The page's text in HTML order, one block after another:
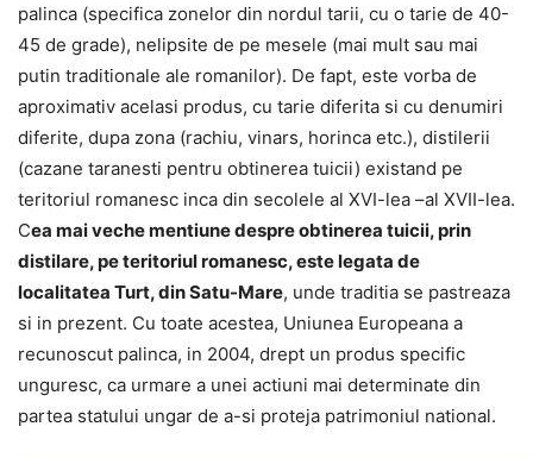
palinca (specifica zonelor din nordul tarii, cu o tarie de 40-
45 de grade), nelipsite de pe mesele (mai mult sau mai
putin traditionale ale romanilor). De fapt, este vorba de
aproximativ acelasi produs, cu tarie diferita si cu denumiri
diferite, dupa zona (rachiu, vinars, horinca etc.), distilerii
(cazane taranesti pentru obtinerea tuicii) existand pe
teritoriul romanesc inca din secolele al XVI-lea –al XVII-lea.
Cea mai veche mentiune despre obtinerea tuicii, prin
distilare, pe teritoriul romanesc, este legata de
localitatea Turt, din Satu-Mare, unde traditia se pastreaza
si in prezent. Cu toate acestea, Uniunea Europeana a
recunoscut palinca, in 2004, drept un produs specific
unguresc, ca urmare a unei actiuni mai determinate din
partea statului ungar de a-si proteja patrimoniul national.